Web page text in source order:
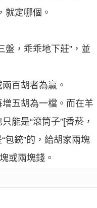
就定哪個。
盤，乖乖地下莊”，並
百胡者為贏。
五胡為一檔。而在羊
能是“滾筒子”[香菸，
包銃”的，給胡家兩塊
或兩塊錢。